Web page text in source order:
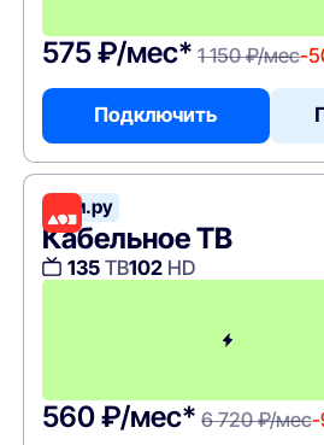
575 ₽/мес* 1 150 ₽/мес-
Подключить
Дом.ру
Кабельное ТВ
135ТВ102HD
560 ₽/мес* 6 720 ₽/мес-